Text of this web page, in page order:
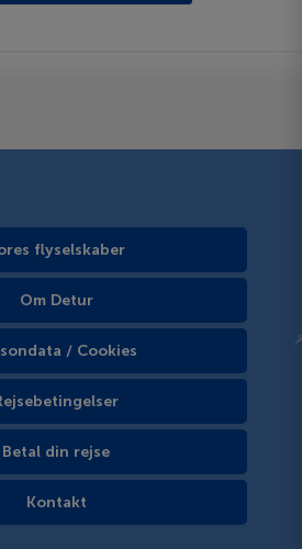
flyselskaber
Om Detur
/ Cookies
Betal din rejse
Kontakt